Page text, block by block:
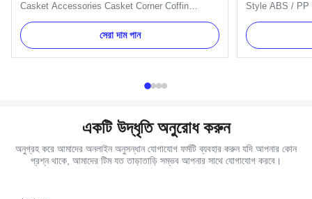
Casket Accessories Casket Corner Coffin
Decoration American Model 15# Casket
Accessories Coffin Decoration 14kg Casket
Accessories Corner Applications: wooden or
metal casket handle and decoration Competitive
সেরা দাম পান
Style ABS / PP
Plastic
Specification
material is PP
Material Plastic
একটি উদ্ধৃতি অনুরোধ করুন
অনুগ্রহ করে আমাদের অনলাইন অনুসন্ধান যোগাযোগ ফর্মটি ব্যবহার করুন যদি আপনার কোন
প্রশ্ন থাকে, আমাদের টিম যত তাড়াতাড়ি সম্ভব আপনার সাথে যোগাযোগ করবে।